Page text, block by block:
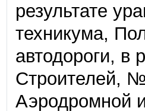
результате
техникума,
автодороги,
Строителей,
Аэродромной